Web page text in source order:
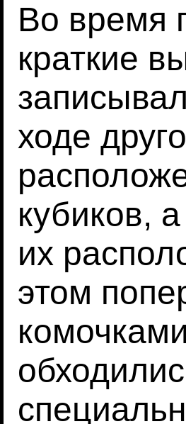
Во время
краткие
ходе
кубиков,
их
этом